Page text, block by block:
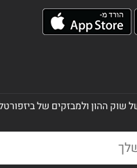
שוק ההון ולמבזקים של ביזפורטל